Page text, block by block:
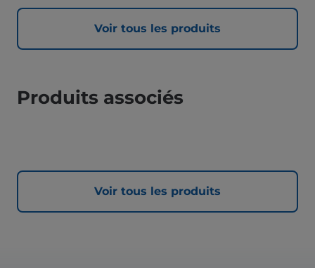
Voir tous les produits
Produits associés
Voir tous les produits